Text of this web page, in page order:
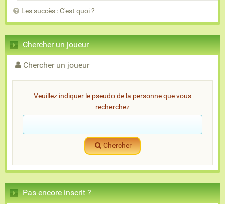
Les succès : C'est quoi ?
Chercher un joueur
Chercher un joueur
Veuillez indiquer le pseudo de la personne que vous
recherchez
Chercher
Pas encore inscrit ?